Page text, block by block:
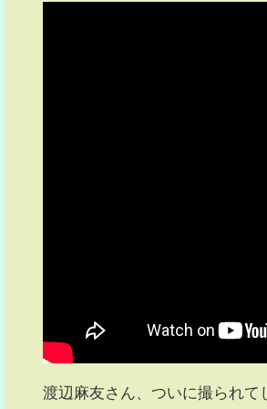
渡辺麻友さん、ついに撮られて